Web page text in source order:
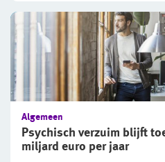
Psychisch verzuim blijft
miljard euro per jaar
Algemeen